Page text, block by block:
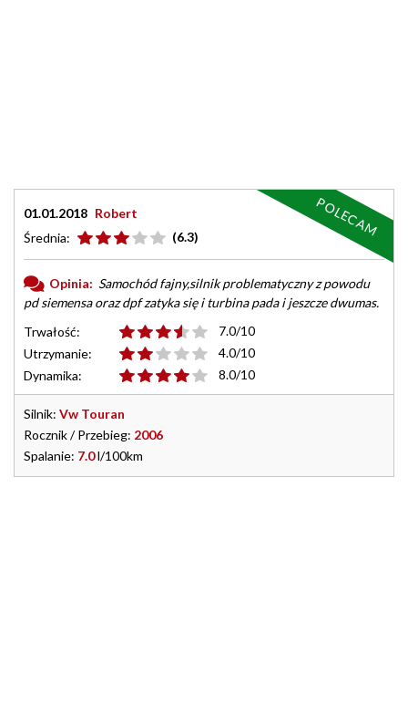
01.01.2018 Robert
Średnia:
(6.3)
Opinia: Samochód fajny,silnik problematyczny z powodu
pd siemensa oraz dpf zatyka się i turbina pada i jeszcze dwumas.
Trwałość:
7.0/10
Utrzymanie:
4.0/10
Dynamika:
8.0/10
Silnik: Vw Touran
Rocznik / Przebieg: 2006
Spalanie: 7.0l/100km
POLECAM